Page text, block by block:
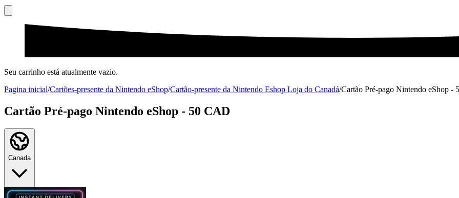
Seu carrinho está atualmente vazio.
Pagina inicial/Cartões-presente da Nintendo eShop/Cartão-presente da Nintendo Eshop Loja do Canadá/Cartão Pré-pago Nintendo eShop -
Cartão Pré-pago Nintendo eShop - 50 CAD
Canada